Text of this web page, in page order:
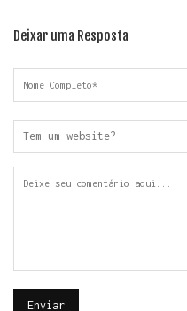
Deixar uma Resposta